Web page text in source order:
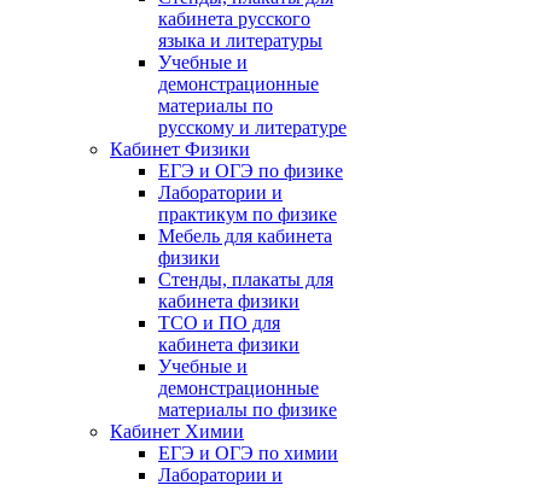
кабинета русского
языка и литературы
Учебные и
демонстрационные
материалы по
русскому и литературе
Кабинет Физики
ЕГЭ и ОГЭ по физике
Лаборатории и
практикум по физике
Мебель для кабинета
физики
Стенды, плакаты для
кабинета физики
ТСО и ПО для
кабинета физики
Учебные и
демонстрационные
материалы по физике
Кабинет Химии
ЕГЭ и ОГЭ по химии
Лаборатории и